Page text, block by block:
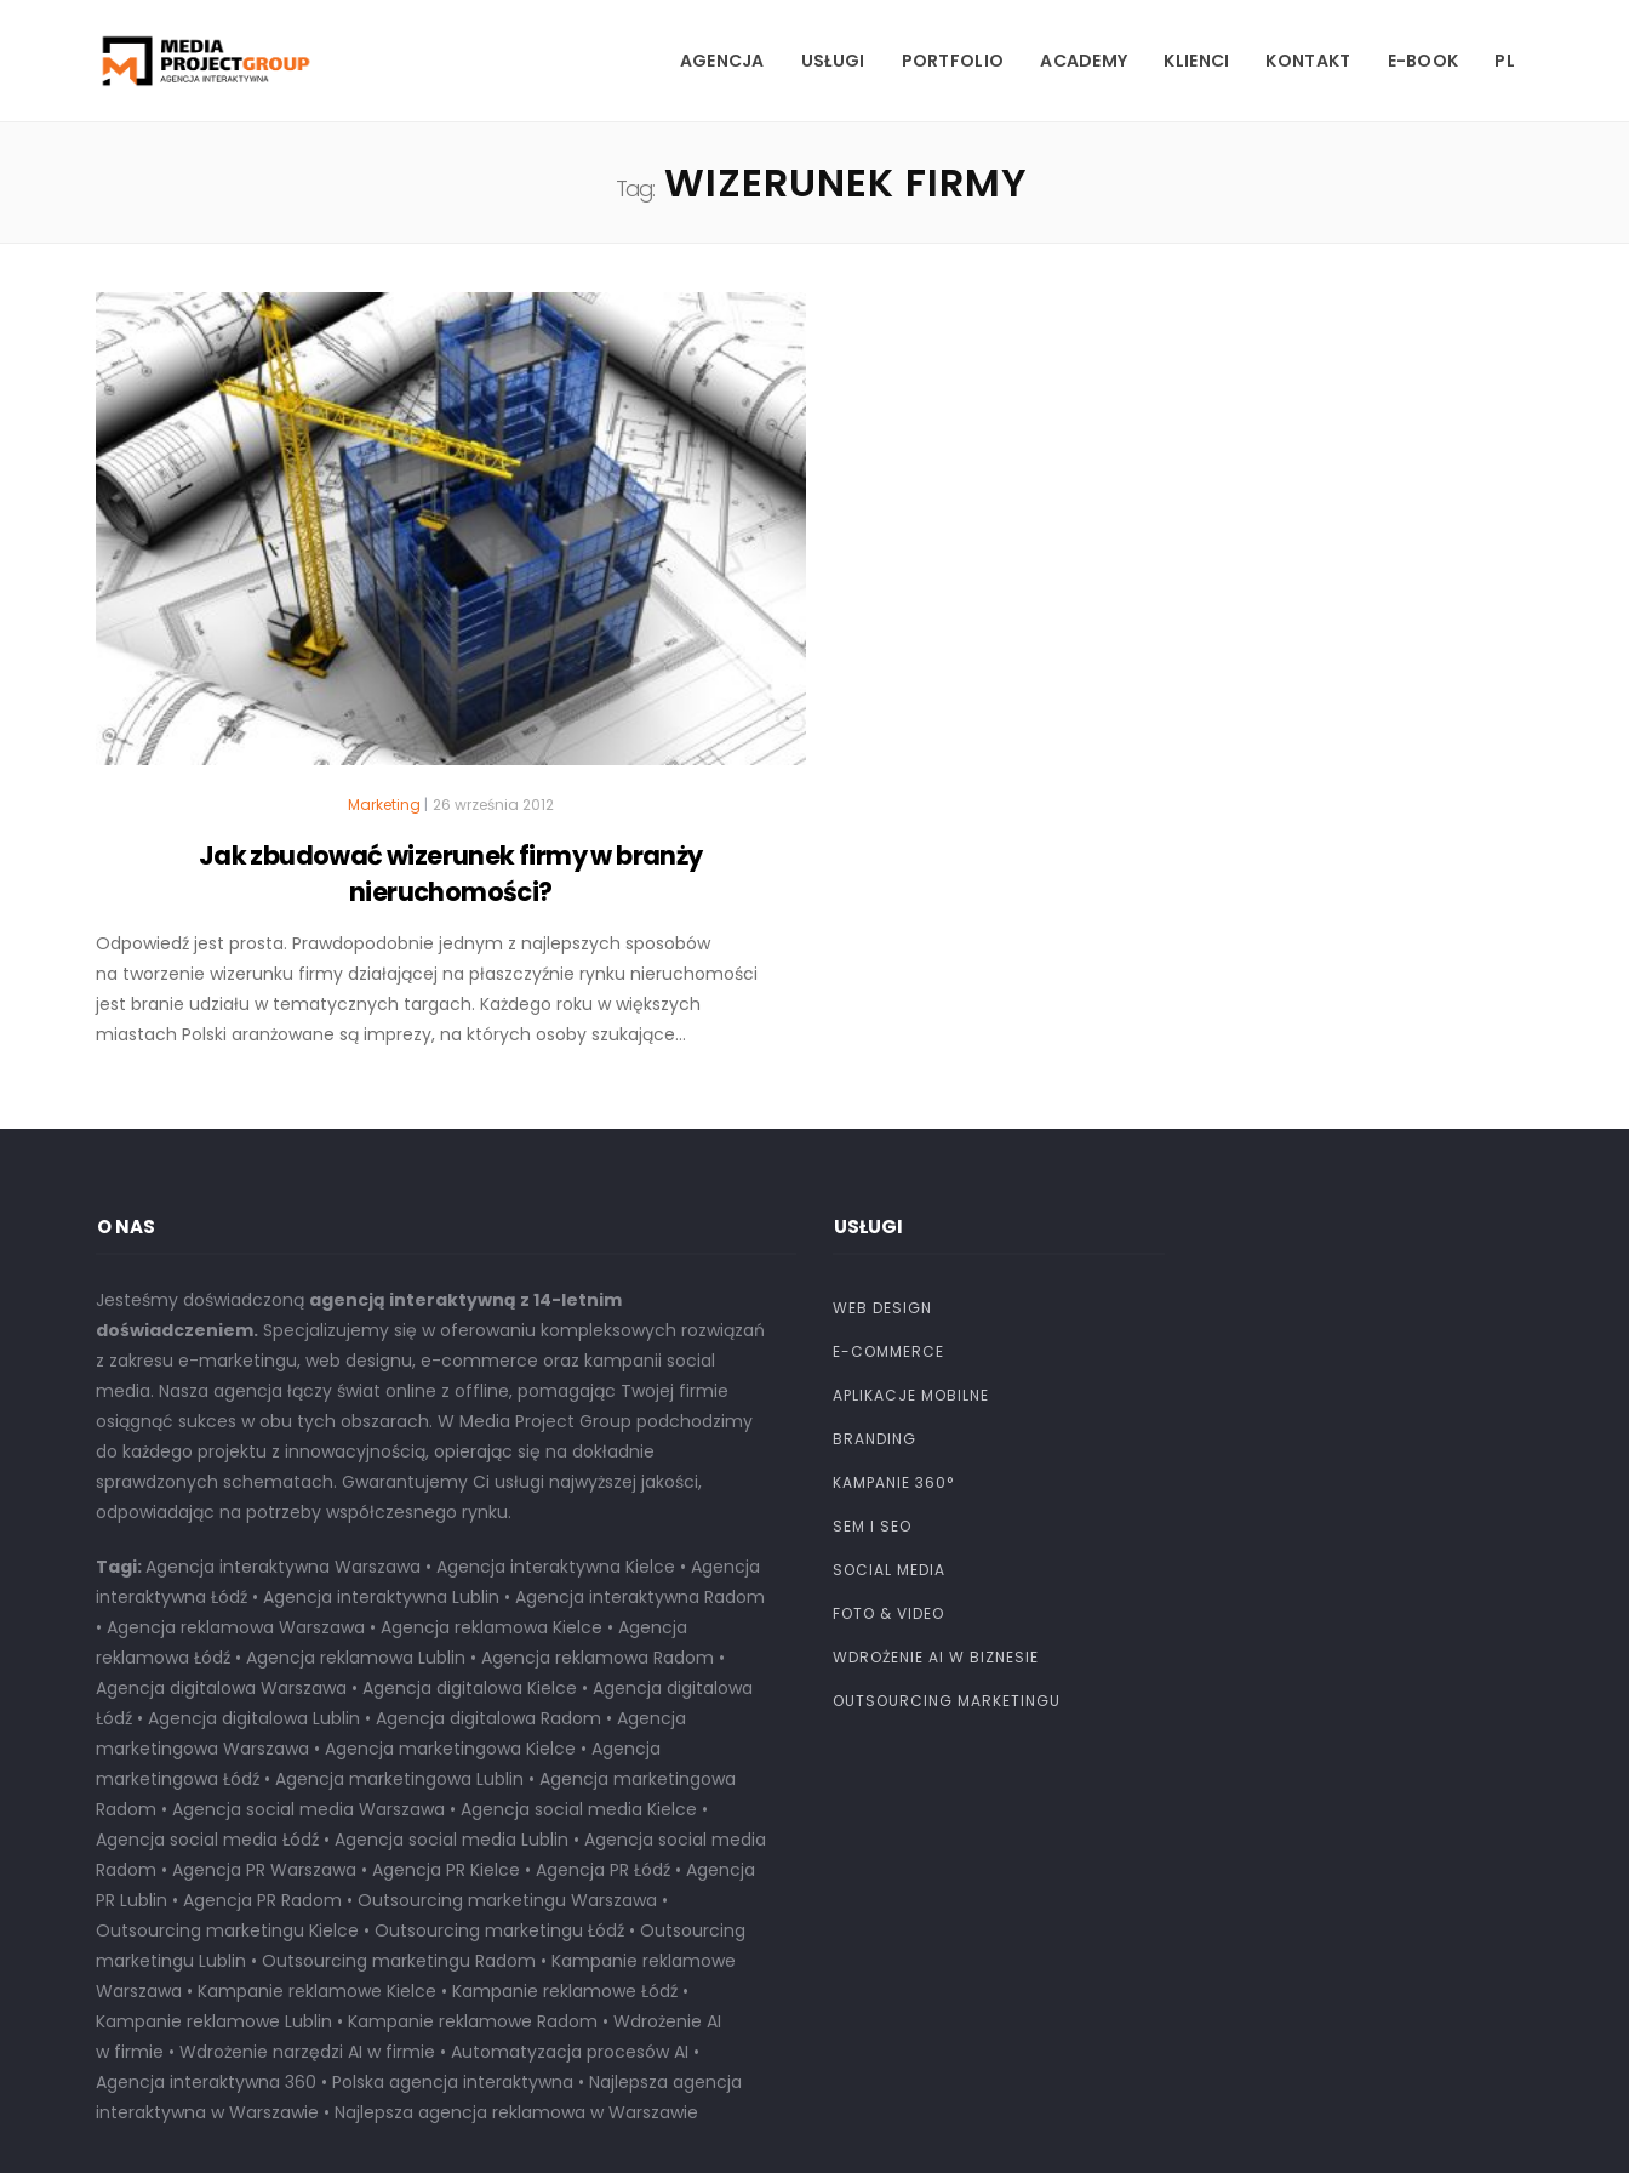
AGENCJA USŁUGI PORTFOLIO ACADEMY KLIENCI KONTAKT E-BOOK PL
Tag:WIZERUNEK FIRMY
Marketing | 26 września 2012
Jak zbudować wizerunek firmy w branży
nieruchomości?
Odpowiedź jest prosta. Prawdopodobnie jednym z najlepszych sposobów
na tworzenie wizerunku firmy działającej na płaszczyźnie rynku nieruchomości
jest branie udziału w tematycznych targach. Każdego roku w większych
miastach Polski aranżowane są imprezy, na których osoby szukające...
O NAS
Jesteśmy doświadczoną agencją interaktywną z 14-letnim
doświadczeniem. Specjalizujemy się w oferowaniu kompleksowych rozwiązań
z zakresu e-marketingu, web designu, e-commerce oraz kampanii social
media. Nasza agencja łączy świat online z offline, pomagając Twojej firmie
osiągnąć sukces w obu tych obszarach. W Media Project Group podchodzimy
do każdego projektu z innowacyjnością, opierając się na dokładnie
sprawdzonych schematach. Gwarantujemy Ci usługi najwyższej jakości,
odpowiadając na potrzeby współczesnego rynku.
Tagi:Agencja interaktywna Warszawa • Agencja interaktywna Kielce • Agencja
interaktywna Łódź • Agencja interaktywna Lublin • Agencja interaktywna Radom
• Agencja reklamowa Warszawa • Agencja reklamowa Kielce • Agencja
reklamowa Łódź • Agencja reklamowa Lublin • Agencja reklamowa Radom •
Agencja digitalowa Warszawa • Agencja digitalowa Kielce • Agencja digitalowa
Łódź • Agencja digitalowa Lublin • Agencja digitalowa Radom • Agencja
marketingowa Warszawa • Agencja marketingowa Kielce • Agencja
marketingowa Łódź • Agencja marketingowa Lublin • Agencja marketingowa
Radom • Agencja social media Warszawa • Agencja social media Kielce •
Agencja social media Łódź • Agencja social media Lublin • Agencja social media
Radom • Agencja PR Warszawa • Agencja PR Kielce • Agencja PR Łódź • Agencja
PR Lublin • Agencja PR Radom • Outsourcing marketingu Warszawa •
Outsourcing marketingu Kielce • Outsourcing marketingu Łódź • Outsourcing
marketingu Lublin • Outsourcing marketingu Radom • Kampanie reklamowe
Warszawa • Kampanie reklamowe Kielce • Kampanie reklamowe Łódź •
Kampanie reklamowe Lublin • Kampanie reklamowe Radom • Wdrożenie AI
w firmie • Wdrożenie narzędzi AI w firmie • Automatyzacja procesów AI •
Agencja interaktywna 360 • Polska agencja interaktywna • Najlepsza agencja
interaktywna w Warszawie • Najlepsza agencja reklamowa w Warszawie
USŁUGI
WEB DESIGN
E-COMMERCE
APLIKACJE MOBILNE
BRANDING
KAMPANIE 360°
SEM I SEO
SOCIAL MEDIA
FOTO & VIDEO
WDROŻENIE AI W BIZNESIE
OUTSOURCING MARKETINGU